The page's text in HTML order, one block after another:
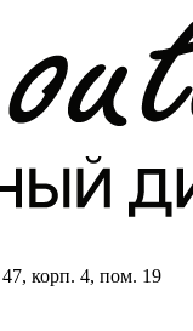
корп. 4, пом. 19